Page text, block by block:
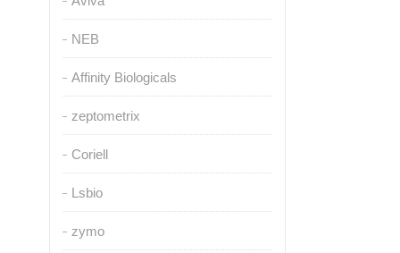
NEB
Affinity Biologicals
zeptometrix
Coriell
Lsbio
zymo